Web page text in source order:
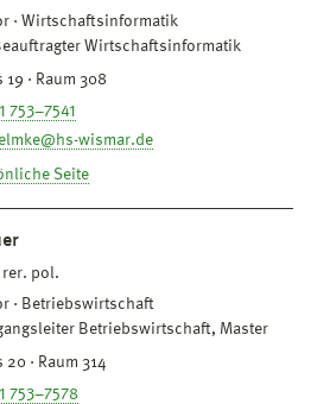
Wirtschaftsinformatik
Wirtschaftsinformatik
19 · Raum 308
753–7541
wismar.de
Seite
rer. pol.
Betriebswirtschaft
Betriebswirtschaft, Master
20 · Raum 314
753–7578